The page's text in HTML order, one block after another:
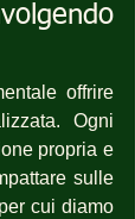
offrire
Ogni
propria e
sulle